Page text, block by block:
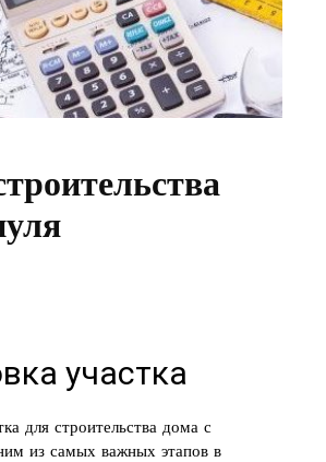
участка
для строительства дома с
из самых важных этапов в